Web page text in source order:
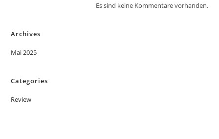
Es sind keine Kommentare vorhanden.
Archives
Mai 2025
Categories
Review